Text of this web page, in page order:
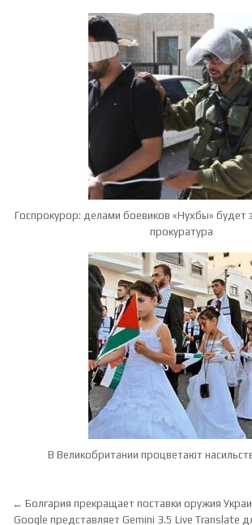
Госпрокурор: делами боевиков «Нухбы» будет
прокуратура
В Великобритании процветают
Навигация по
← Болгария прекращает поставки оружия
Google представляет Gemini 3.5 Live Translate